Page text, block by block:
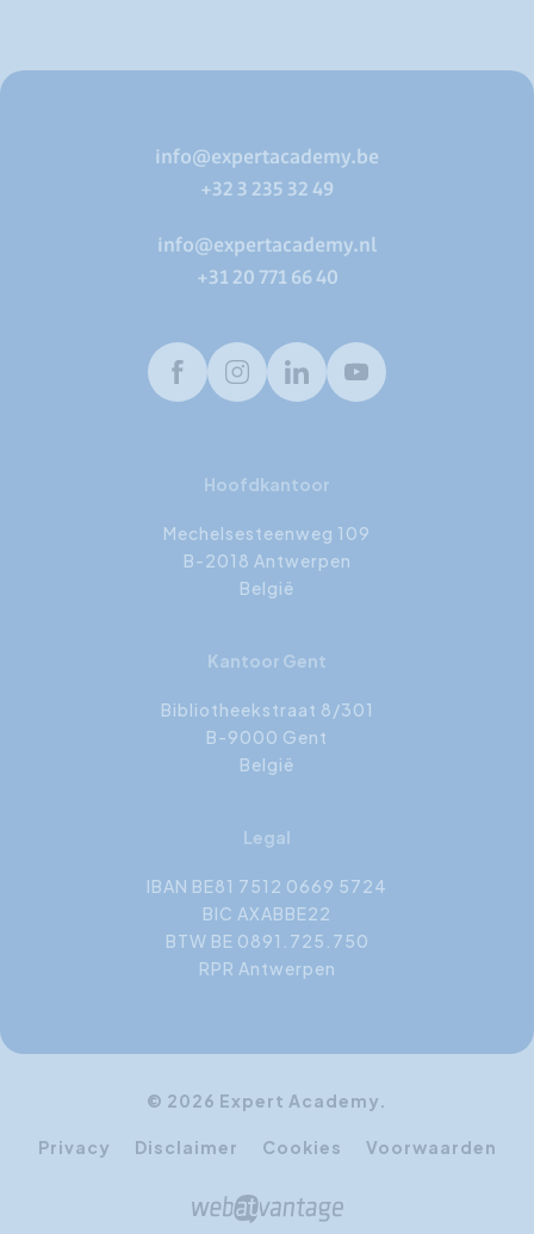
Bekijk meer opleidingsdata
info@expertacademy.be
+32 3 235 32 49
info@expertacademy.nl
+31 20 771 66 40
FacebookInstagramLinkedInYoutube
Hoofdkantoor
Mechelsesteenweg 109
B-2018 Antwerpen
België
Kantoor Gent
Bibliotheekstraat 8/301
B-9000 Gent
België
Legal
IBAN BE81 7512 0669 5724
BIC AXABBE22
BTW BE 0891.725.750
RPR Antwerpen
© 2026 Expert Academy.
Privacy Disclaimer Cookies Voorwaarden